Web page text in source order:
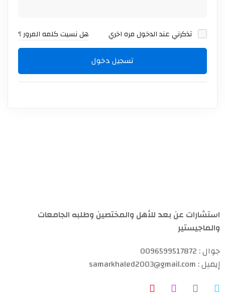
تذكرني عند الدخول مره اخري هل نسيت كلمه المرور ؟
تسجيل دخول
استشارات عن بعد للأهل والمختصين وطلبه الجامعات
والماجيستير
جوال : 0096599517872
إيميل : samarkhaled2003@gmail.com